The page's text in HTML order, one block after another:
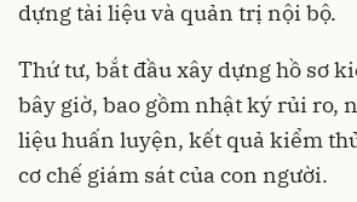
dựng tài liệu và quản trị nội bộ.
Thứ tư, bắt đầu xây dựng hồ sơ
bây giờ, bao gồm nhật ký rủi ro,
liệu huấn luyện, kết quả kiểm
cơ chế giám sát của con người.